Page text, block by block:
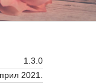
1.3.0
2021.